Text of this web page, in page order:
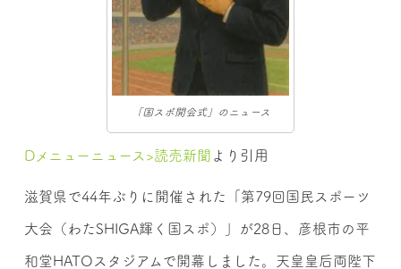
「国スポ開会式」のニュース
Dメニューニュース>読売新聞 より引用
滋賀県で44年ぶりに開催された「第79回国民スポーツ
大会（わたSHIGA輝く国スポ）」が28日、彦根市の平
和堂HATOスタジアムで開幕しました。天皇皇后両陛下